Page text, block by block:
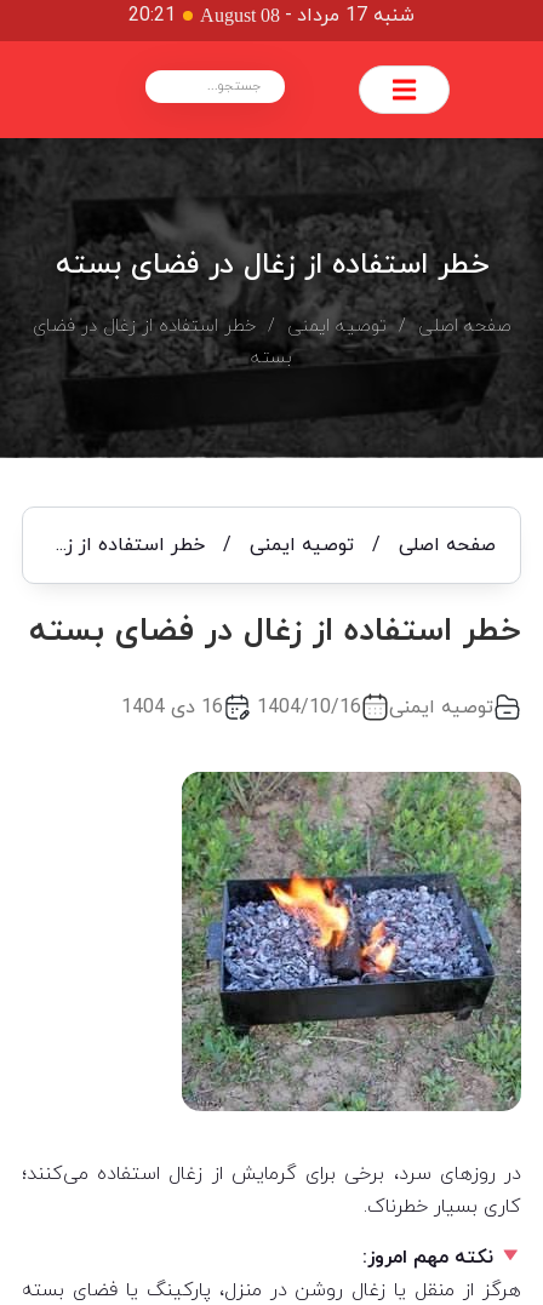
شنبه 17 مرداد -
August 08
20:21
خطر استفاده از زغال در فضای بسته
صفحه اصلی/توصیه ایمنی / خطر استفاده از زغال در فضای
بسته
صفحه اصلی/ توصیه ایمنی/ خطر استفاده از زغال در فضای بسته
خطر استفاده از زغال در فضای بسته
توصیه ایمنی 1404/10/16 16 دی 1404
در روزهای سرد، برخی برای گرمایش از زغال استفاده می‌کنند؛
کاری بسیار خطرناک.
نکته مهم امروز:
هرگز از منقل یا زغال روشن در منزل، پارکینگ یا فضای بسته